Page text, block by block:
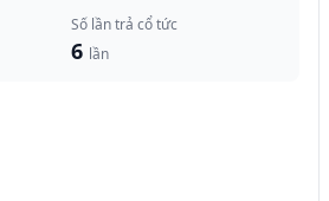
Số lần trả cổ tức
6 lần